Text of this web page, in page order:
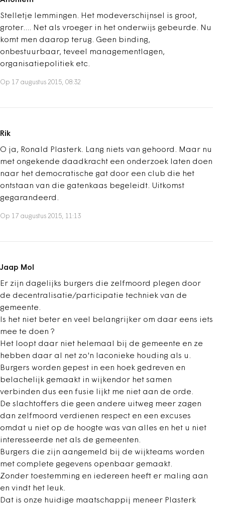
Stelletje lemmingen. Het modeverschijnsel is groot,
groter.... Net als vroeger in het onderwijs gebeurde. Nu
komt men daarop terug. Geen binding,
onbestuurbaar, teveel managementlagen,
organisatiepolitiek etc.
Op 17 augustus 2015, 08:32
Rik
O ja, Ronald Plasterk. Lang niets van gehoord. Maar nu
met ongekende daadkracht een onderzoek laten doen
naar het democratische gat door een club die het
ontstaan van die gatenkaas begeleidt. Uitkomst
gegarandeerd.
Op 17 augustus 2015, 11:13
Jaap Mol
Er zijn dagelijks burgers die zelfmoord plegen door
de decentralisatie/participatie techniek van de
gemeente.
Is het niet beter en veel belangrijker om daar eens iets
mee te doen ?
Het loopt daar niet helemaal bij de gemeente en ze
hebben daar al net zo'n laconieke houding als u.
Burgers worden gepest in een hoek gedreven en
belachelijk gemaakt in wijkendor het samen
verbinden dus een fusie lijkt me niet aan de orde.
De slachtoffers die geen andere uitweg meer zagen
dan zelfmoord verdienen respect en een excuses
omdat u niet op de hoogte was van alles en het u niet
interesseerde net als de gemeenten.
Burgers die zijn aangemeld bij de wijkteams worden
met complete gegevens openbaar gemaakt.
Zonder toestemming en iedereen heeft er maling aan
en vindt het leuk.
Dat is onze huidige maatschappij meneer Plasterk